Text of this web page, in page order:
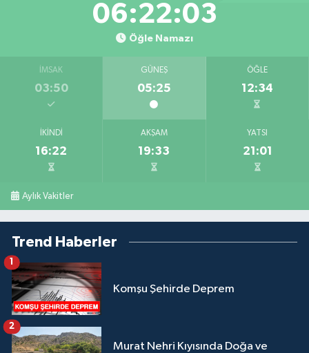
06:22:02
Öğle Namazı
İMSAK
03:50
GÜNEŞ
05:25
ÖĞLE
12:34
İKINDI
16:22
AKŞAM
19:33
YATSI
21:01
Aylık Vakitler
Trend Haberler
Komşu Şehirde Deprem
Murat Nehri Kıyısında Doğa ve
2